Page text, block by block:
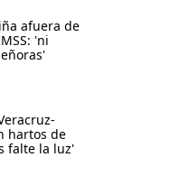
afuera de
'ni
hartos de
falte la luz'